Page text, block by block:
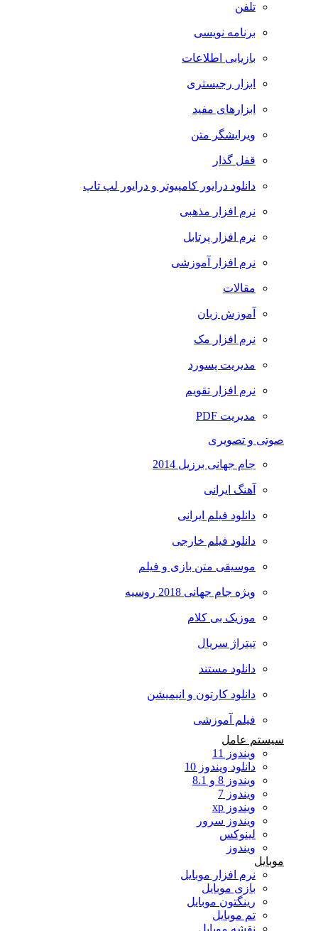
تلفن
برنامه نویسی
بازیابی اطلاعات
ابزار رجیستری
ابزارهای مفید
ویرایشگر متن
قفل گذار
دانلود درایور کامپیوتر و درایور لپ تاپ
نرم افزار مذهبی
نرم افزار پرتابل
نرم افزار آموزشی
مقالات
آموزش زبان
نرم افزار مک
مدیریت پسورد
نرم افزار تقویم
مدیریت PDF
صوتی و تصویری
جام جهانی برزیل 2014
آهنگ ایرانی
دانلود فیلم ایرانی
دانلود فیلم خارجی
موسیقی متن بازی و فیلم
ویژه جام جهانی 2018 روسیه
موزیک بی کلام
تیتراژ سریال
دانلود مستند
دانلود کارتون و انیمیشن
فیلم آموزشی
سیستم عامل
ویندوز 11
دانلود ویندوز 10
ویندوز 8 و 8.1
ویندوز 7
ویندوز xp
ویندوز سرور
لینوکس
ویندوز
نرم افزار موبایل
بازی موبایل
رینگتون موبایل
تم موبایل
نقشه موبایل